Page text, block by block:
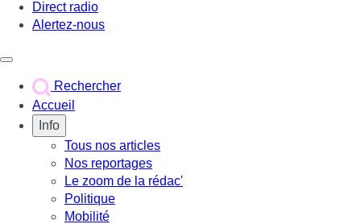
Direct radio
Alertez-nous
Rechercher
Accueil
Info
Tous nos articles
Nos reportages
Le zoom de la rédac'
Politique
Mobilité